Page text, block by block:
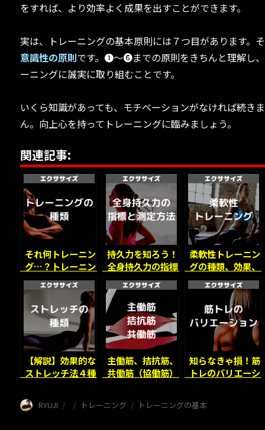
をすれば、より効率よく成果を出すことができます。
実は、トレーニングの基本原則には７つ目があります。
意識性の原則です。➊～➏までの原則をきちんと理解し
ーニングに誠実に取り組むことです。
いくら知識があっても、モチベーションがなければ続き
ん。向上心を持ってトレーニングに臨みましょう。
関連記事:
それ何トレーニン
グ…？トレーニン
グの種類を正確に
知ろう！
持久力を知ろう！
全身持久力の指標
と測定方法を比
較・解説！
柔軟性トレーニン
グの種類、効果、
注意点について徹
底解説！
【解説】効果的な
ストレッチ法４種
イント！
主働筋、拮抗筋、
共働筋（協働筋）
知らなきゃ損！筋
トレのバリエーシ
投
RYUJI
投 カ
トレーニング
タ
トレーニングの基本